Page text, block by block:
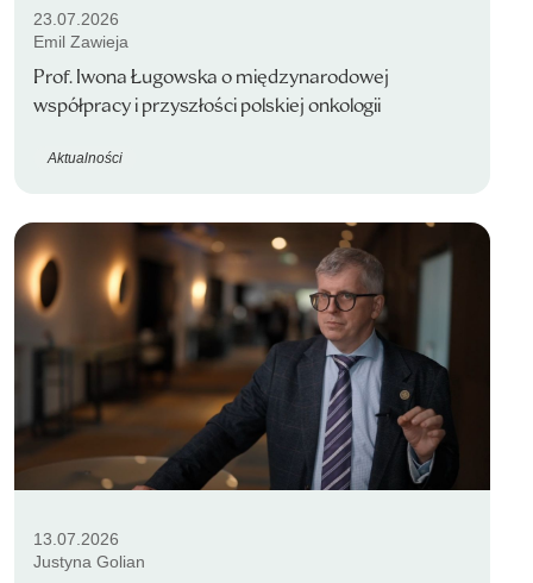
23.07.2026
Emil Zawieja
Prof. Iwona Ługowska o międzynarodowej
współpracy i przyszłości polskiej onkologii
Aktualności
13.07.2026
Justyna Golian